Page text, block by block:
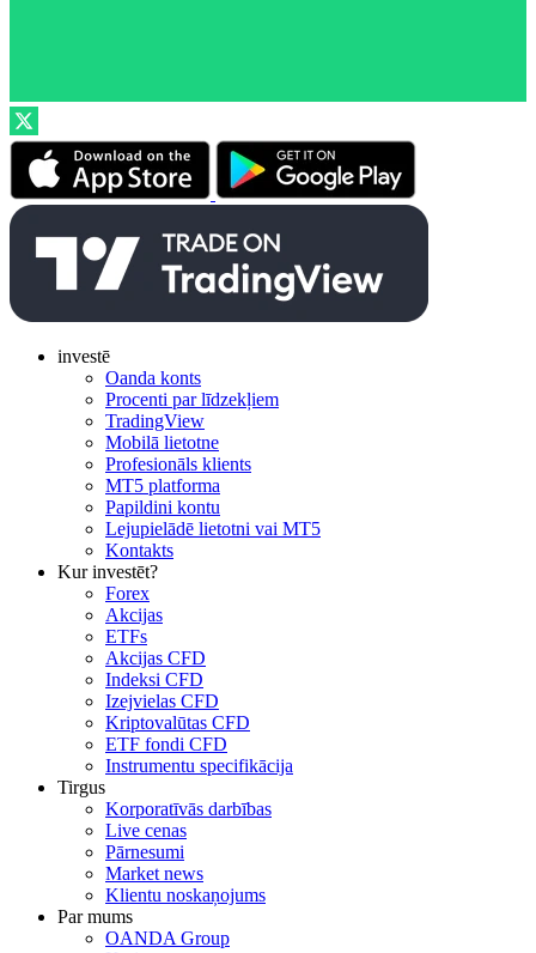
investē
Oanda konts
Procenti par līdzekļiem
TradingView
Mobilā lietotne
Profesionāls klients
MT5 platforma
Papildini kontu
Lejupielādē lietotni vai MT5
Kontakts
Kur investēt?
Forex
Akcijas
ETFs
Akcijas CFD
Indeksi CFD
Izejvielas CFD
Kriptovalūtas CFD
ETF fondi CFD
Instrumentu specifikācija
Tirgus
Korporatīvās darbības
Live cenas
Pārnesumi
Market news
Klientu noskaņojums
Par mums
OANDA Group